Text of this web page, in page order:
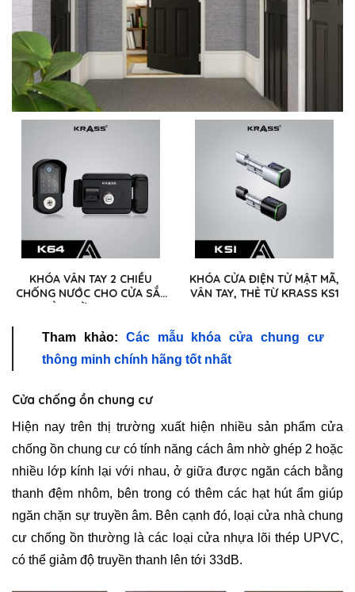
KHÓA VÂN TAY 2 CHIỀU
CHỐNG NƯỚC CHO CỬA SẮT
NGOÀI TRỜI KRASS K64
KHÓA CỬA ĐIỆN TỬ MẬT MÃ,
VÂN TAY, THẺ TỪ KRASS KS1
Tham khảo: Các mẫu khóa cửa chung cư
thông minh chính hãng tốt nhất
Cửa chống ồn chung cư
Hiện nay trên thị trường xuất hiện nhiều sản phẩm cửa
chống ồn chung cư có tính năng cách âm nhờ ghép 2 hoặc
nhiều lớp kính lại với nhau, ở giữa được ngăn cách bằng
thanh đệm nhôm, bên trong có thêm các hạt hút ẩm giúp
ngăn chặn sự truyền âm. Bên cạnh đó, loại cửa nhà chung
cư chống ồn thường là các loại cửa nhựa lõi thép UPVC,
có thể giảm độ truyền thanh lên tới 33dB.